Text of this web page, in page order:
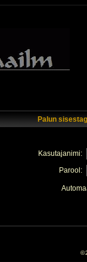
Palun
Kasutajanimi:
Parool:
©